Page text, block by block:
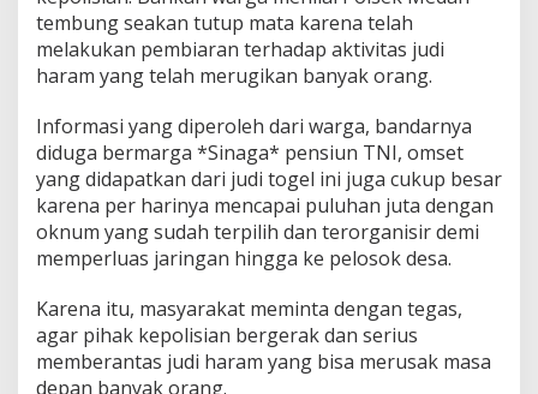
p
o
r
s
t
a
e
s
d
n
K
a
p
o
tembung seakan tutup mata karena telah
melakukan pembiaran terhadap aktivitas judi
haram yang telah merugikan banyak orang.
Informasi yang diperoleh dari warga, bandarnya
diduga bermarga *Sinaga* pensiun TNI, omset
yang didapatkan dari judi togel ini juga cukup besar
karena per harinya mencapai puluhan juta dengan
oknum yang sudah terpilih dan terorganisir demi
memperluas jaringan hingga ke pelosok desa.
Karena itu, masyarakat meminta dengan tegas,
agar pihak kepolisian bergerak dan serius
memberantas judi haram yang bisa merusak masa
depan banyak orang.